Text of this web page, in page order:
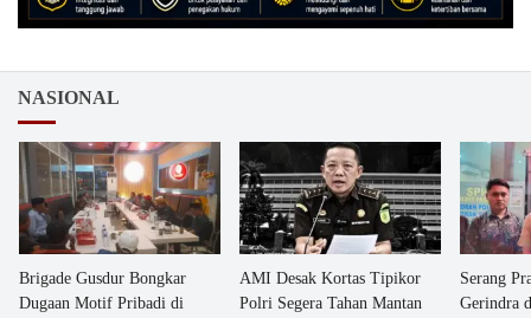
NASIONAL
Brigade Gusdur Bongkar
Dugaan Motif Pribadi di
AMI Desak Kortas Tipikor
Polri Segera Tahan Mantan
Serang
Gerindra